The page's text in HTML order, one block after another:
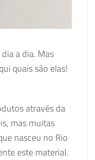
a dia. Mas
quais são elas!
através da
mas muitas
nasceu no Rio
este material.